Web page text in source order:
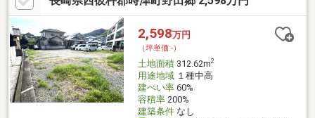
2,598万円
（坪単価:-）
土地面積312.62m2
用途地域１種中高
建ぺい率60%
容積率200%
建築条件なし